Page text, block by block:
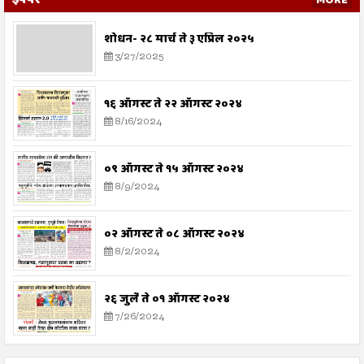
शोधन- २८ मार्च ते ३ एप्रिल २०२५
3/27/2025
१६ ऑगस्ट ते २२ ऑगस्ट २०२४
8/16/2024
०९ ऑगस्ट ते १५ ऑगस्ट २०२४
8/9/2024
०२ ऑगस्ट ते ०८ ऑगस्ट २०२४
8/2/2024
२६ जुलै ते ०१ ऑगस्ट २०२४
7/26/2024